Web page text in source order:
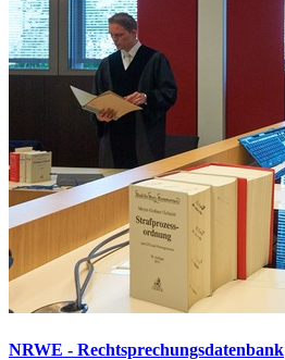
NRWE - Rechtsprechungs­datenbank